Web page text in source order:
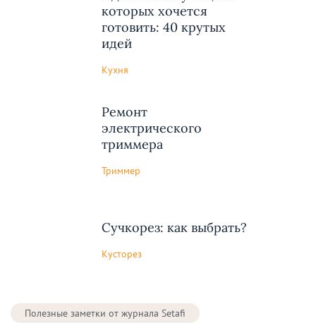
которых хочется
готовить: 40 крутых
идей
Кухня
Ремонт
электрического
триммера
Триммер
Сучкорез: как выбрать?
Кусторез
Полезные заметки от журнала Setafi